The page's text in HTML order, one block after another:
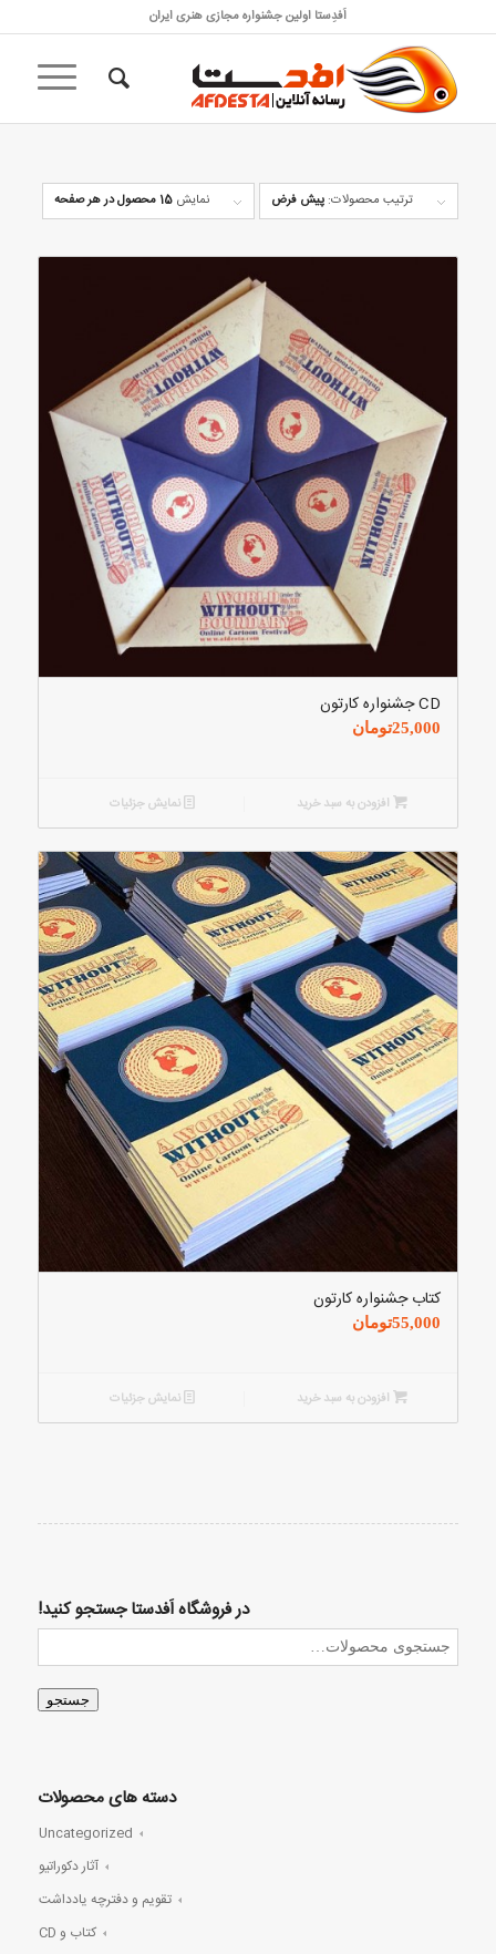
اَفدِستا اولین جشنواره مجازی هنری ایران
ترتیب محصولات: پیش فرض نمایش 15 محصول در هر صفحه
CD جشنواره کارتون
25,000تومان
افزودن به سبد خرید نمایش جزئیات
کتاب جشنواره کارتون
55,000تومان
افزودن به سبد خرید نمایش جزئیات
در فروشگاه اَفدستا جستجو کنید!
جستجو
دسته های محصولات
Uncategorized
آثار دکوراتیو
تقویم و دفترچه یادداشت
کتاب و CD